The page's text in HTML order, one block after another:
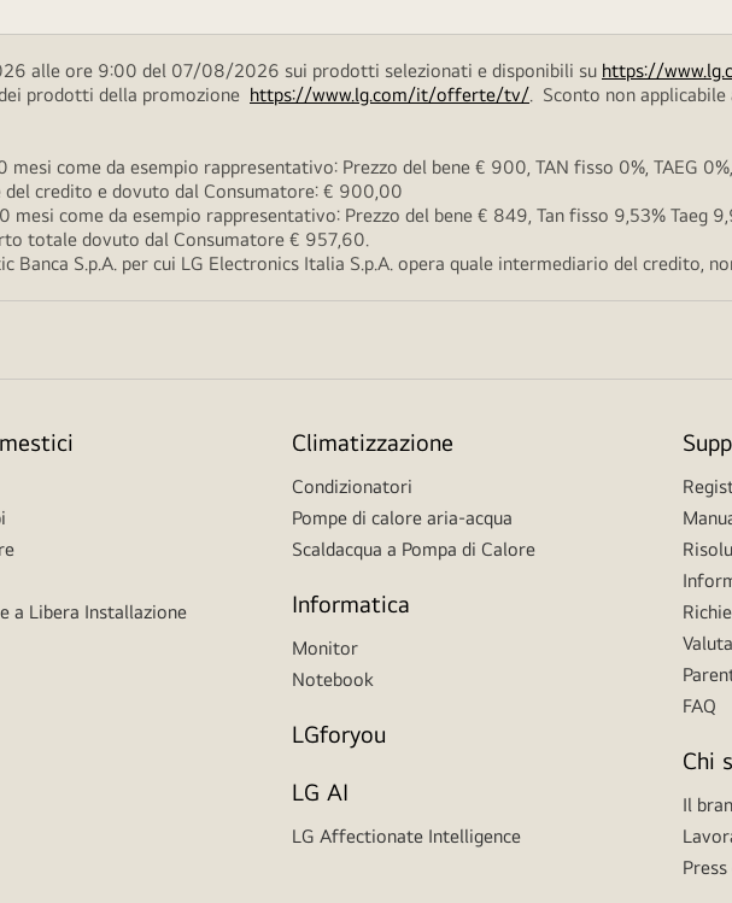
alle ore 9:00 del 07/08/2026 sui prodotti selezionati e disponibili su https://
prodotti della promozione https://www.lg.com/it/offerte/tv/. Sconto non
come da esempio rappresentativo: Prezzo del bene € 900, TAN fisso 0%, TAEG
credito e dovuto dal Consumatore: € 900,00
come da esempio rappresentativo: Prezzo del bene € 849, Tan fisso 9,53% Taeg
totale dovuto dal Consumatore € 957,60.
Banca S.p.A. per cui LG Electronics Italia S.p.A. opera quale intermediario del credito,
a Libera Installazione
Climatizzazione
Condizionatori
Pompe di calore aria-acqua
Scaldacqua a Pompa di Calore
Informatica
Monitor
Notebook
LGforyou
LG AI
LG Affectionate Intelligence
FAQ
Chi
Il